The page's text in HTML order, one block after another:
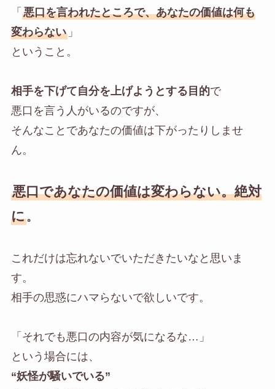
「 悪口を言われたところで、あなたの価値は何も
変わらない」
ということ。
相手を下げて自分を上げようとする目的で
悪口を言う人がいるのですが、
そんなことであなたの価値は下がったりしませ
ん。
悪口であなたの価値は変わらない。絶対
に。
これだけは忘れないでいただきたいなと思いま
す。
相手の思惑にハマらないで欲しいです。
「それでも悪口の内容が気になるな…」
という場合には、
“妖怪が騒いでいる”